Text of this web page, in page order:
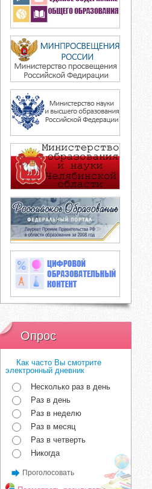
Опрос
Как часто Вы смотрите
электронный дневник
Несколько раз в день
Раз в день
Раз в неделю
Раз в месяц
Раз в четверть
Никогда
Проголосовать